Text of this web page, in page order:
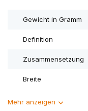
Gewicht in Gramm
Definition
Zusammensetzung
Breite
Mehr anzeigen